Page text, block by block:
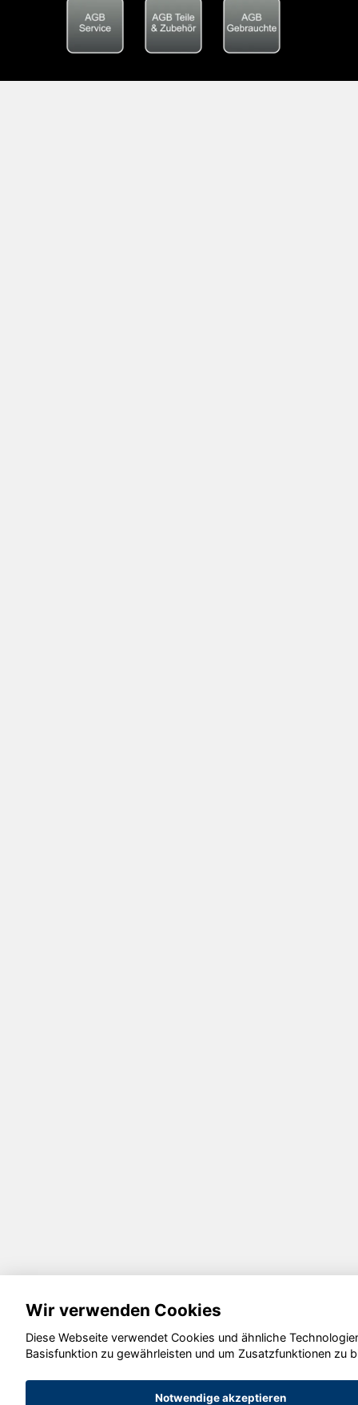
Wir verwenden Cookies
Diese Webseite verwendet Cookies und ähnliche
Basisfunktion zu gewährleisten und um Zusatzfunktionen zu
Notwendige akzeptieren